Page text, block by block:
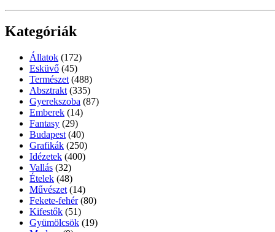
Kategóriák
Állatok (172)
Esküvő (45)
Természet (488)
Absztrakt (335)
Gyerekszoba (87)
Emberek (14)
Fantasy (29)
Budapest (40)
Grafikák (250)
Idézetek (400)
Vallás (32)
Ételek (48)
Művészet (14)
Fekete-fehér (80)
Kifestők (51)
Gyümölcsök (19)